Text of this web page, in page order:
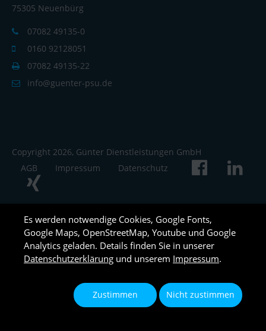
75305 Neuenbürg
07082 49135-0
0160 92128051
07082 49135-22
info@guenter-psu.de
Copyright 2026, Günter Dienstleistungen GmbH
AGB
Impressum Datenschutz
Es werden notwendige Cookies, Google Fonts,
Google Maps, OpenStreetMap, Youtube und Google
Analytics geladen. Details finden Sie in unserer
Datenschutzerklärung und unserem Impressum.
Zustimmen Nicht zustimmen